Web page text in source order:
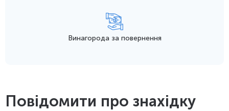
Винагорода за повернення
Повідомити про знахідку